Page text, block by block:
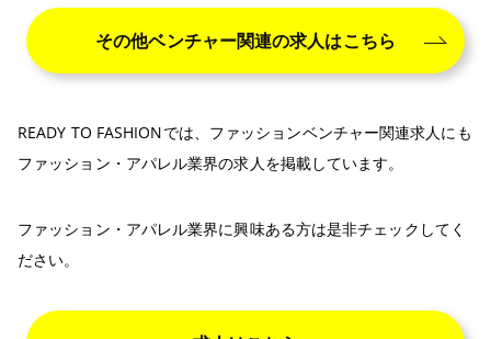
その他ベンチャー関連の求人はこちら
READY TO FASHIONでは、ファッションベンチャー関連求人にも
ファッション・アパレル業界の求人を掲載しています。
ファッション・アパレル業界に興味ある方は是非チェックしてく
ださい。